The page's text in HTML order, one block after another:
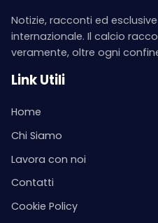
Notizie, racconti ed
internazionale. Il calcio
veramente, oltre ogni
Link Utili
Home
Chi Siamo
Lavora con noi
Contatti
Cookie Policy